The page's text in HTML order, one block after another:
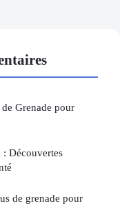
Grenade pour
: Découvertes
de grenade pour